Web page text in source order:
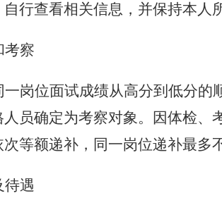
行查看相关信息，并保持本人
考察
一岗位面试成绩从高分到低分的
人员确定为考察对象。因体检
等额递补，同一岗位递补最多
待遇